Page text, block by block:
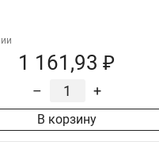
1 161,93 ₽
– +
В корзину